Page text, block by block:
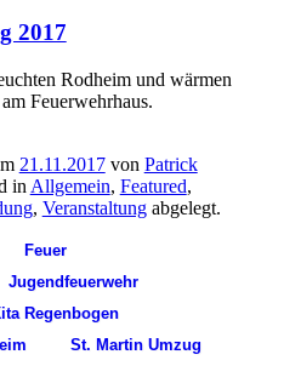
2017
Rodheim und wärmen
Feuerwehrhaus.
21.11.2017von Patrick
in Allgemein, Featured,
, Veranstaltungabgelegt.
Feuer
Jugendfeuerwehr
Regenbogen
St. Martin Umzug